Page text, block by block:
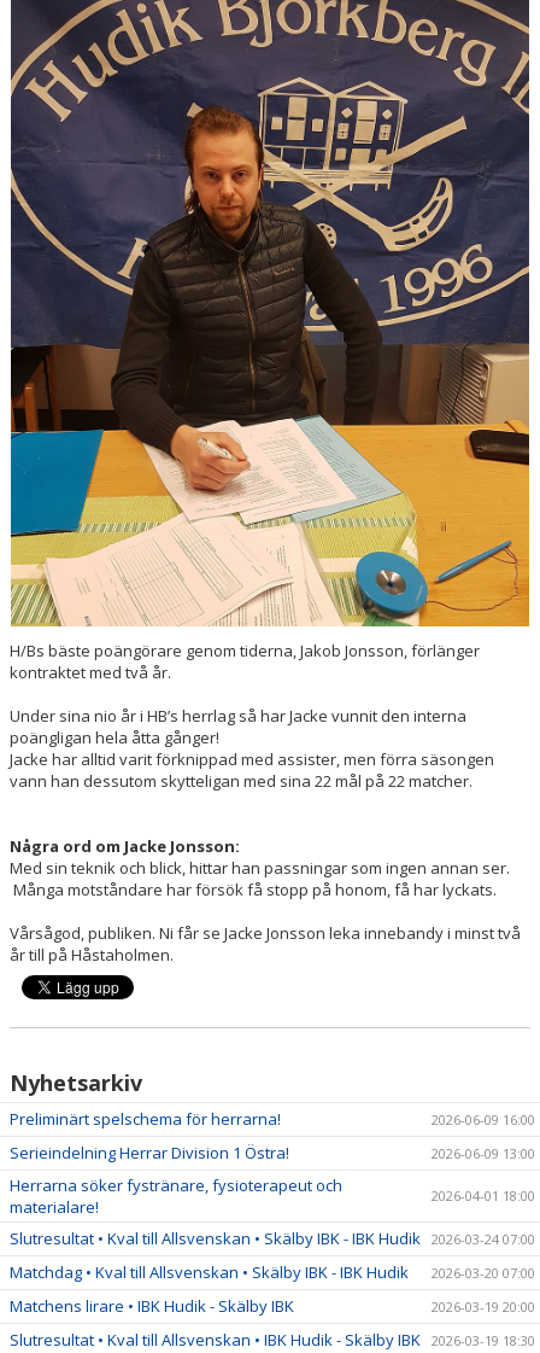
DOKUMENT
KONTAKT
WEBBSÄNDNINGAR
H/Bs bäste poängörare genom tiderna, Jakob Jonsson, förlänger
kontraktet med två år.
Under sina nio år i HB’s herrlag så har Jacke vunnit den interna
poängligan hela åtta gånger!
Jacke har alltid varit förknippad med assister, men förra säsongen
vann han dessutom skytteligan med sina 22 mål på 22 matcher.
Några ord om Jacke Jonsson:
Med sin teknik och blick, hittar han passningar som ingen annan ser.
Många motståndare har försök få stopp på honom, få har lyckats.
Vårsågod, publiken. Ni får se Jacke Jonsson leka innebandy i minst två
år till på Håstaholmen.
Nyhetsarkiv
Preliminärt spelschema för herrarna! 2026-06-09 16:00
Serieindelning Herrar Division 1 Östra! 2026-06-09 13:00
Herrarna söker fystränare, fysioterapeut och
materialare!
2026-04-01 18:00
Slutresultat • Kval till Allsvenskan • Skälby IBK - IBK Hudik 2026-03-24 07:00
Matchdag • Kval till Allsvenskan • Skälby IBK - IBK Hudik 2026-03-20 07:00
Matchens lirare • IBK Hudik - Skälby IBK 2026-03-19 20:00
Slutresultat • Kval till Allsvenskan • IBK Hudik - Skälby IBK 2026-03-19 18:30